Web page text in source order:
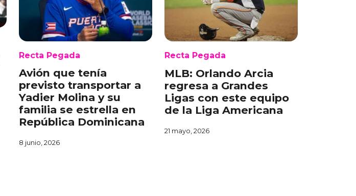
Recta Pegada
Avión que tenía
previsto transportar a
Yadier Molina y su
familia se estrella en
República Dominicana
8 junio, 2026
Recta Pegada
MLB: Orlando Arcia
regresa a Grandes
Ligas con este equipo
de la Liga Americana
21 mayo, 2026